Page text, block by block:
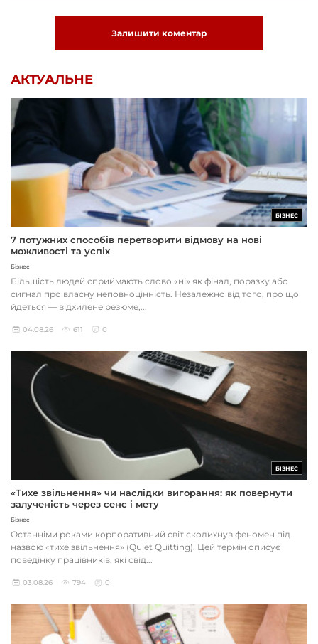
Залишити коментар
АКТУАЛЬНЕ
БІЗНЕС
7 потужних способів перетворити відмову на нові
можливості та успіх
Бізнес
Більшість людей сприймають слово «ні» як фінал, поразку або
сигнал про власну неповноцінність. Незалежно від того, про що
йдеться — відхилене резюме,...
04.08.26 611 0
БІЗНЕС
«Тихе звільнення» чи наслідки вигорання: як повернути
залученість через сенс і мету
Бізнес
Останніми роками корпоративний світ сколихнув феномен під
назвою «тихе звільнення» (Quiet Quitting). Цей термін описує
поведінку працівників, які свід...
03.08.26 794 0